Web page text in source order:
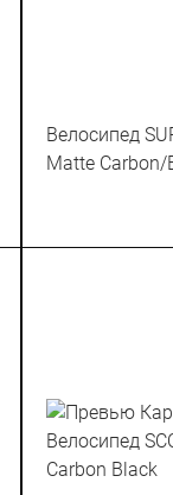
Велосипед
Matte Carbon/